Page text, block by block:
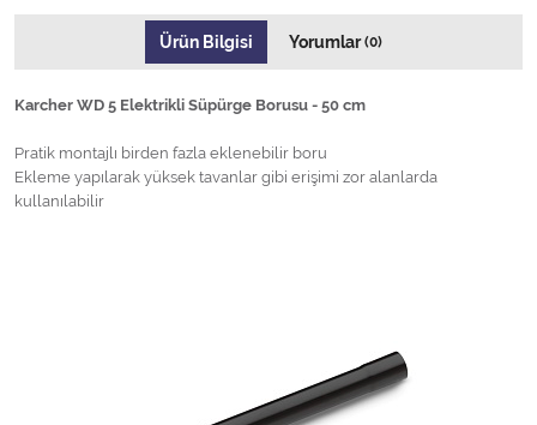
Ürün Bilgisi Yorumlar(0)
Karcher WD 5 Elektrikli Süpürge Borusu - 50 cm
Pratik montajlı birden fazla eklenebilir boru
Ekleme yapılarak yüksek tavanlar gibi erişimi zor alanlarda
kullanılabilir